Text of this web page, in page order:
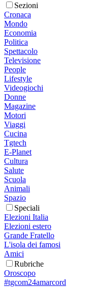
Sezioni
Cronaca
Mondo
Economia
Politica
Spettacolo
Televisione
People
Lifestyle
Videogiochi
Donne
Magazine
Motori
Viaggi
Cucina
Tgtech
E-Planet
Cultura
Salute
Scuola
Animali
Spazio
Speciali
Elezioni Italia
Elezioni estero
Grande Fratello
L'isola dei famosi
Amici
Rubriche
Oroscopo
#tgcom24amarcord